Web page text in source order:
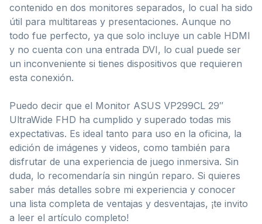
contenido en dos monitores separados, lo cual ha sido
útil para multitareas y presentaciones. Aunque no
todo fue perfecto, ya que solo incluye un cable HDMI
y no cuenta con una entrada DVI, lo cual puede ser
un inconveniente si tienes dispositivos que requieren
esta conexión.
Puedo decir que el Monitor ASUS VP299CL 29″
UltraWide FHD ha cumplido y superado todas mis
expectativas. Es ideal tanto para uso en la oficina, la
edición de imágenes y videos, como también para
disfrutar de una experiencia de juego inmersiva. Sin
duda, lo recomendaría sin ningún reparo. Si quieres
saber más detalles sobre mi experiencia y conocer
una lista completa de ventajas y desventajas, ¡te invito
a leer el artículo completo!